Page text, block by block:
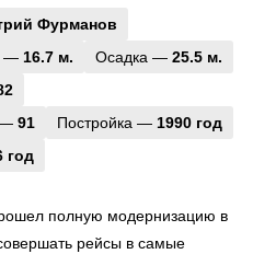
Фурманов
— 16.7 м. Осадка — 25.5 м.
— 91 Постройка — 1990 год
год
полную модернизацию в
рейсы в самые